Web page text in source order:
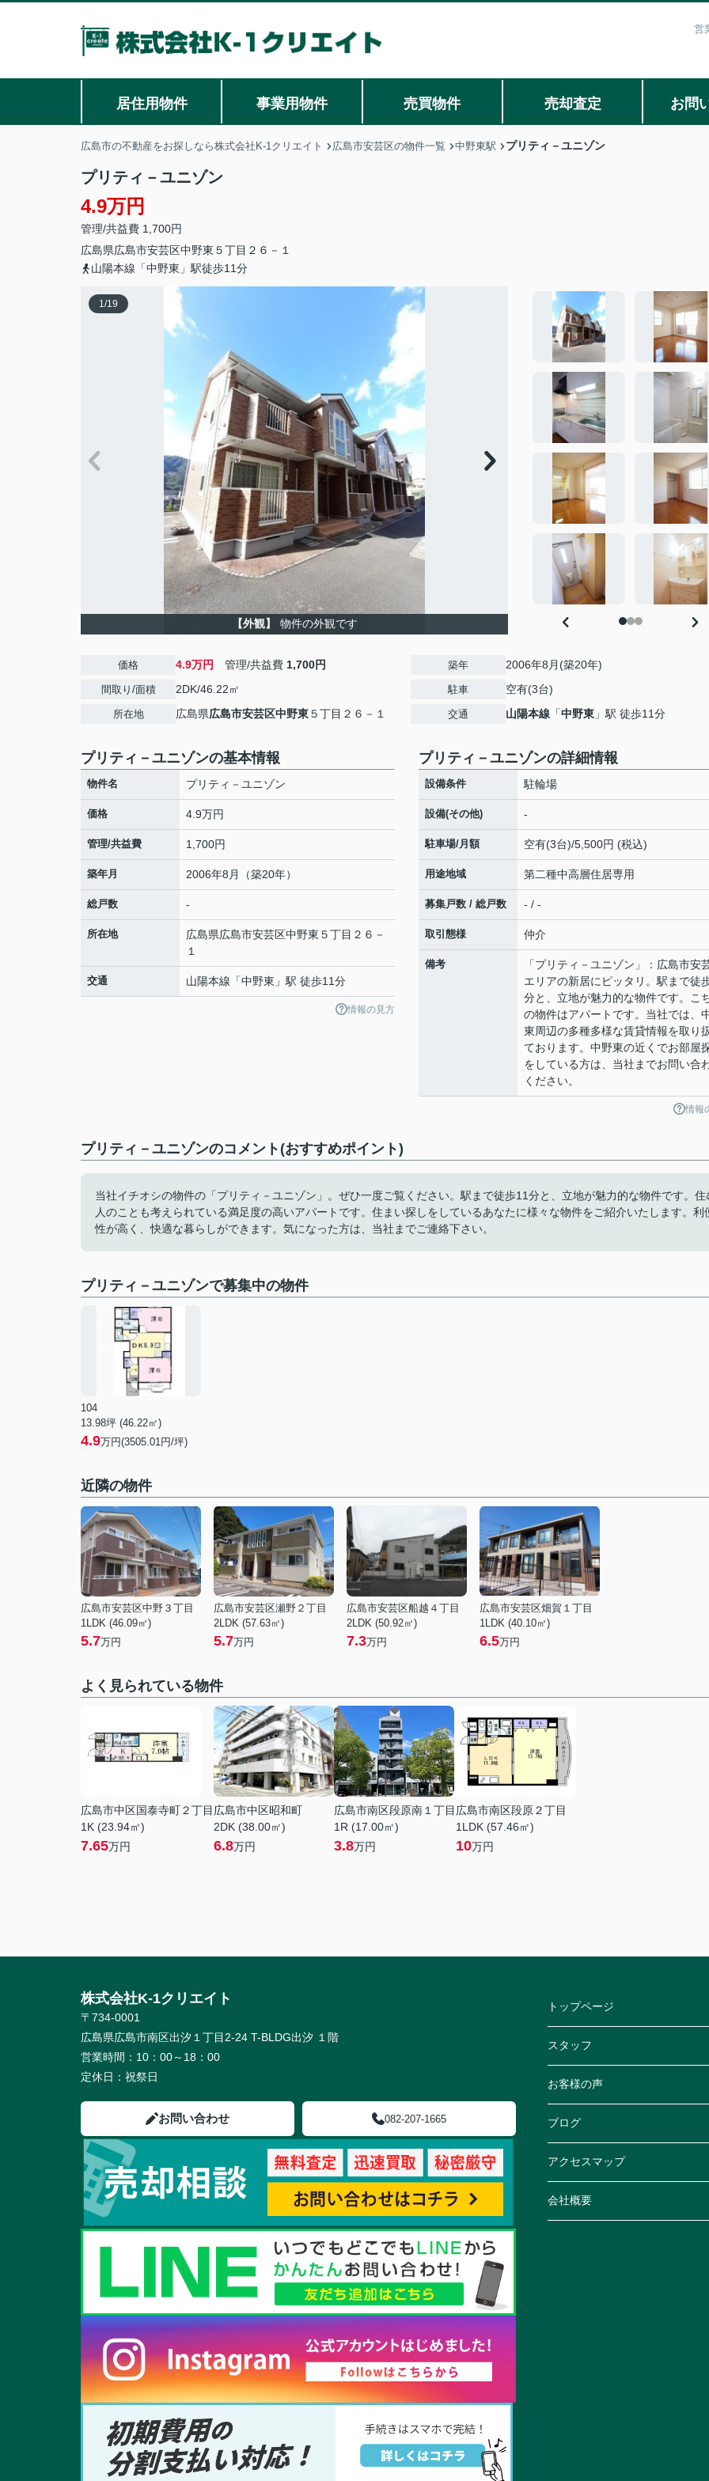
営
居住用物件 事業用物件 売買物件 売却査定 お問
広島市の不動産をお探しなら株式会社K-1クリエイト 広島市安芸区の物件一覧 中野東駅 プリティ－ユニゾン
プリティ－ユニゾン
4.9万円
管理/共益費 1,700円
広島県広島市安芸区中野東 ５丁目２６－１
山陽本線「中野東」駅徒歩11分
1/19
【外観】 物件の外観です
価格 4.9万円 管理/共益費 1,700円
間取り/面積 2DK/46.22㎡
所在地 広島県広島市安芸区中野東５丁目２６－１
築年 2006年8月(築20年)
駐車 空有(3台)
交通 山陽本線 「中野東 」駅 徒歩11分
プリティ－ユニゾンの基本情報
物件名 プリティ－ユニゾン
価格 4.9万円
管理/共益費 1,700円
築年月 2006年8月（築20年）
総戸数 -
所在地 広島県広島市安芸区中野東 ５丁目２６－
１
交通 山陽本線 「中野東 」駅 徒歩11分
情報の見方
プリティ－ユニゾンの詳細情報
設備条件 駐輪場
設備(その他) -
駐車場/月額 空有(3台)/5,500円 (税込)
用途地域 第二種中高層住居専用
募集戸数 / 総戸数 - / -
取引態様 仲介
備考
「プリティ－ユニゾン」：広島市安
エリアの新居にピッタリ。駅まで徒
分と、立地が魅力的な物件です。こ
の物件はアパートです。当社では、
東周辺の多種多様な賃貸情報を取り
ております。中野東の近くでお部屋
をしている方は、当社までお問い合
ください。
情報
プリティ－ユニゾンのコメント(おすすめポイント)
当社イチオシの物件の「プリティ－ユニゾン」。ぜひ一度ご覧ください。駅まで徒歩11分と、立地が魅力的な物件です。住
人のことも考えられている満足度の高いアパートです。住まい探しをしているあなたに様々な物件をご紹介いたします。利
性が高く、快適な暮らしができます。気になった方は、当社までご連絡下さい。
プリティ－ユニゾンで募集中の物件
104
13.98坪 (46.22㎡)
4.9万円(3505.01円/坪)
近隣の物件
広島市安芸区中野３丁目
1LDK (46.09㎡)
5.7万円
広島市安芸区瀬野２丁目
2LDK (57.63㎡)
5.7万円
広島市安芸区船越４丁目
2LDK (50.92㎡)
7.3万円
広島市安芸区畑賀１丁目
1LDK (40.10㎡)
6.5万円
よく見られている物件
広島市中区国泰寺町２丁目
1K (23.94㎡)
7.65万円
広島市中区昭和町
2DK (38.00㎡)
6.8万円
広島市南区段原南１丁目
1R (17.00㎡)
3.8万円
広島市南区段原２丁目
1LDK (57.46㎡)
10万円
株式会社K-1クリエイト
〒734-0001
広島県広島市南区出汐１丁目2-24 T-BLDG出汐 １階
営業時間： 10：00～18：00
定休日： 祝祭日
お問い合わせ 082-207-1665
トップページ
スタッフ
お客様の声
ブログ
アクセスマップ
会社概要